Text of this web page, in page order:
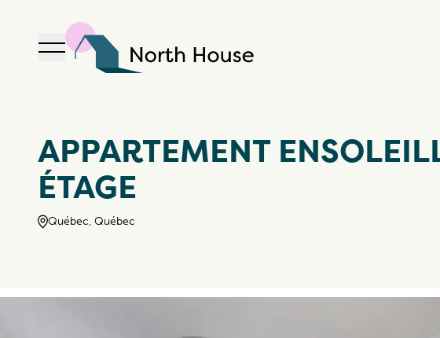
Ouvrir la navigation
APPARTEMENT
ÉTAGE
Québec, Québec